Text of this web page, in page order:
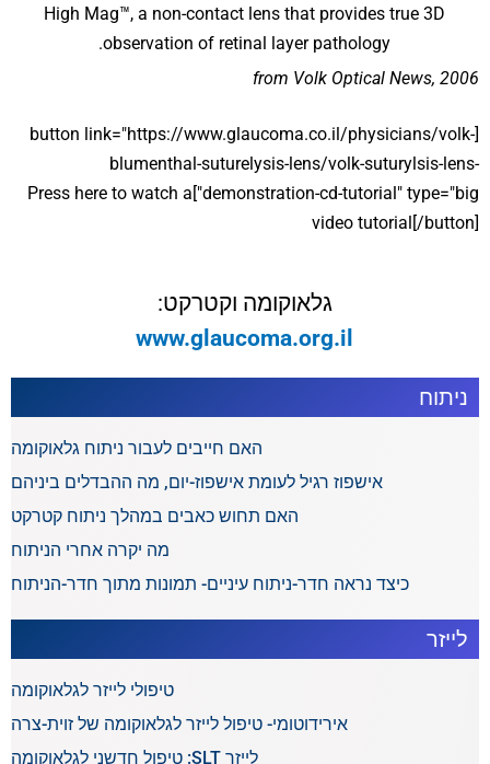
High Mag™, a non-contact lens that provides true 3D
observation of retinal layer pathology.
from Volk Optical News, 2006
[button link="https://www.glaucoma.co.il/physicians/volk-
blumenthal-suturelysis-lens/volk-suturylsis-lens-
demonstration-cd-tutorial" type="big"]Press here to watch a
video tutorial[/button]
גלאוקומה וקטרקט:
www.glaucoma.org.il
ניתוח
האם חייבים לעבור ניתוח גלאוקומה
אישפוז רגיל לעומת אישפוז-יום, מה ההבדלים ביניהם
האם תחוש כאבים במהלך ניתוח קטרקט
מה יקרה אחרי הניתוח
כיצד נראה חדר-ניתוח עיניים- תמונות מתוך חדר-הניתוח
לייזר
טיפולי לייזר לגלאוקומה
אירידוטומי- טיפול לייזר לגלאוקומה של זוית-צרה
לייזר SLT: טיפול חדשני לגלאוקומה